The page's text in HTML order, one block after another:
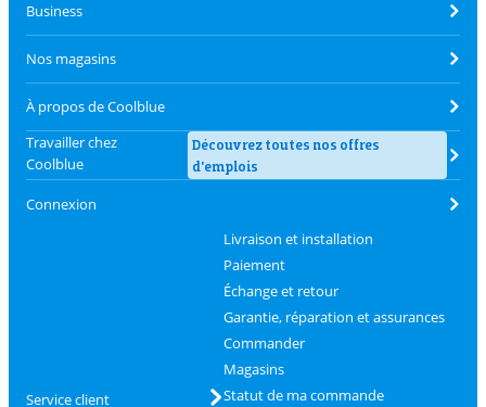
Business
Nos magasins
À propos de Coolblue
Travailler chez
Coolblue
Découvrez toutes nos offres
d'emplois
Connexion
Service client
Livraison et installation
Paiement
Échange et retour
Garantie, réparation et assurances
Commander
Magasins
Statut de ma commande